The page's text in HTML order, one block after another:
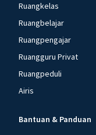
Ruangkelas
Ruangbelajar
Ruangpengajar
Ruangguru Privat
Ruangpeduli
Airis
Bantuan & Panduan